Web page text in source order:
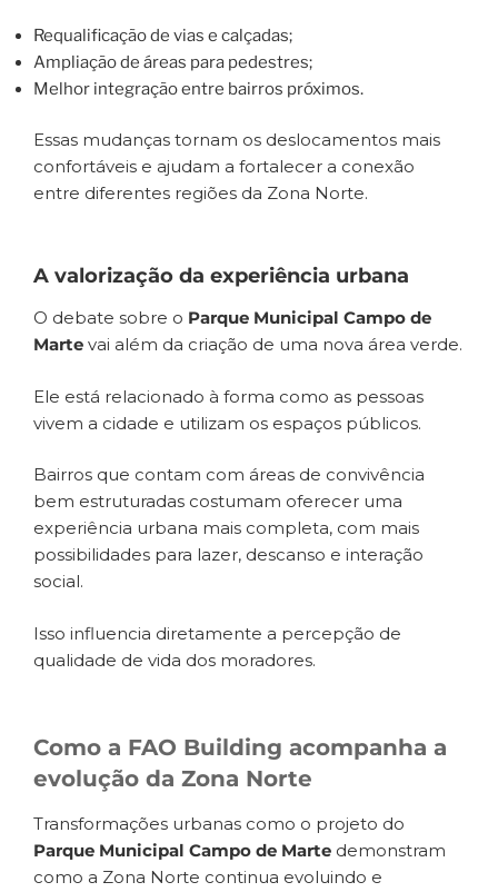
Requalificação de vias e calçadas;
Ampliação de áreas para pedestres;
Melhor integração entre bairros próximos.
Essas mudanças tornam os deslocamentos mais
confortáveis e ajudam a fortalecer a conexão
entre diferentes regiões da Zona Norte.
A valorização da experiência urbana
O debate sobre o Parque Municipal Campo de
Marte vai além da criação de uma nova área verde.
Ele está relacionado à forma como as pessoas
vivem a cidade e utilizam os espaços públicos.
Bairros que contam com áreas de convivência
bem estruturadas costumam oferecer uma
experiência urbana mais completa, com mais
possibilidades para lazer, descanso e interação
social.
Isso influencia diretamente a percepção de
qualidade de vida dos moradores.
Como a FAO Building acompanha a
evolução da Zona Norte
Transformações urbanas como o projeto do
Parque Municipal Campo de Marte demonstram
como a Zona Norte continua evoluindo e